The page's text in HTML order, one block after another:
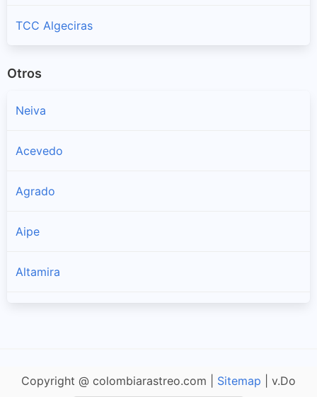
TCC Algeciras
Otros
Neiva
Acevedo
Agrado
Aipe
Altamira
Copyright @ colombiarastreo.com | Sitemap | v.Do